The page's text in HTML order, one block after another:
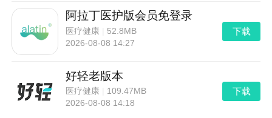
阿拉丁医护版会员免登录
医疗健康
52.8MB
2026-08-08 14:27
下载
好轻老版本
医疗健康
109.47MB
2026-08-08 14:18
下载